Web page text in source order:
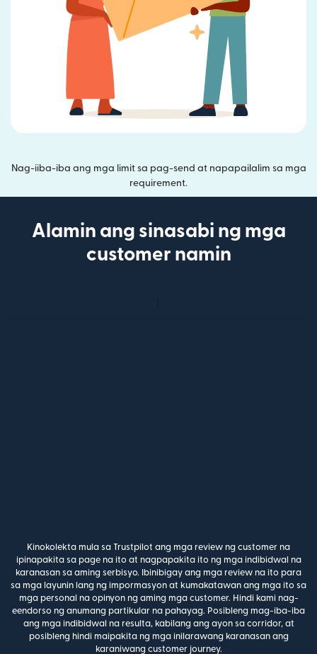
Nag-iiba-iba ang mga limit sa pag-send at napapailalim sa mga
requirement.
Alamin ang sinasabi ng mga
customer namin
Kinokolekta mula sa Trustpilot ang mga review ng customer na
ipinapakita sa page na ito at nagpapakita ito ng mga indibidwal na
karanasan sa aming serbisyo. Ibinibigay ang mga review na ito para
sa mga layunin lang ng impormasyon at kumakatawan ang mga ito sa
mga personal na opinyon ng aming mga customer. Hindi kami nag-
eendorso ng anumang partikular na pahayag. Posibleng mag-iba-iba
ang mga indibidwal na resulta, kabilang ang ayon sa corridor, at
posibleng hindi maipakita ng mga inilarawang karanasan ang
karaniwang customer journey.